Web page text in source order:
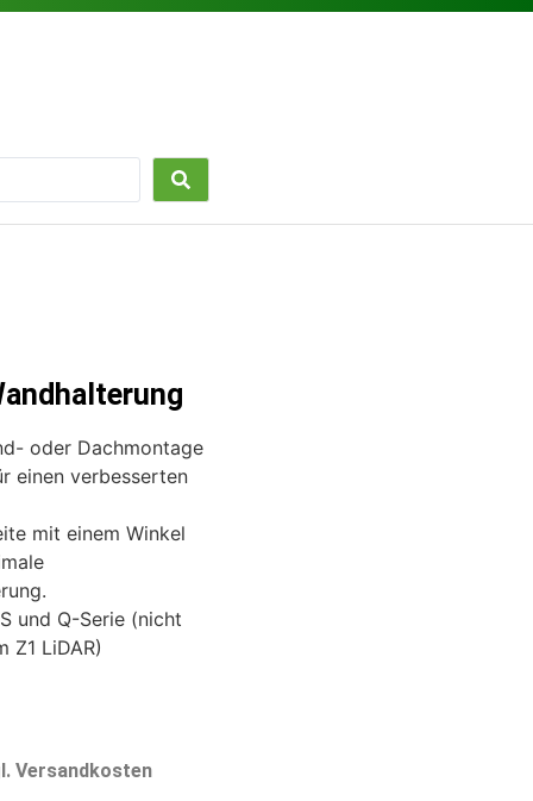
oder Dachmontage
einen verbesserten
mit einem Winkel
und Q-Serie (nicht
Z1 LiDAR)
Versandkosten